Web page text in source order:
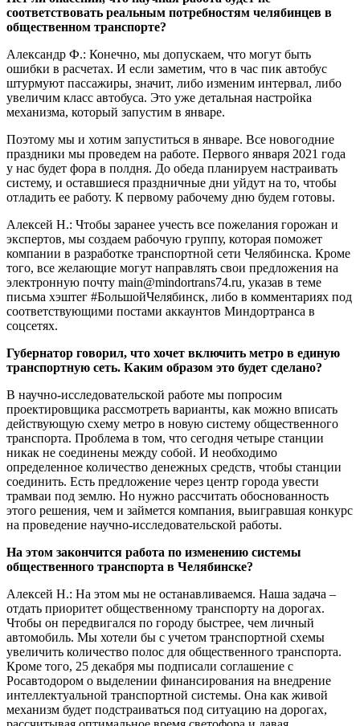
соответствовать реальным потребностям челябинцев в
общественном транспорте?
Александр Ф.: Конечно, мы допускаем, что могут быть
ошибки в расчетах. И если заметим, что в час пик автобус
штурмуют пассажиры, значит, либо изменим интервал, либо
увеличим класс автобуса. Это уже детальная настройка
механизма, который запустим в январе.
Поэтому мы и хотим запуститься в январе. Все новогодние
праздники мы проведем на работе. Первого января 2021 года
у нас будет фора в полдня. До обеда планируем настраивать
систему, и оставшиеся праздничные дни уйдут на то, чтобы
отладить ее работу. К первому рабочему дню будем готовы.
Алексей Н.: Чтобы заранее учесть все пожелания горожан и
экспертов, мы создаем рабочую группу, которая поможет
компании в разработке транспортной сети Челябинска. Кроме
того, все желающие могут направлять свои предложения на
электронную почту main@mindortrans74.ru, указав в теме
письма хэштег #БольшойЧелябинск, либо в комментариях под
соответствующими постами аккаунтов Миндортранса в
соцсетях.
Губернатор говорил, что хочет включить метро в единую
транспортную сеть. Каким образом это будет сделано?
В научно-исследовательской работе мы попросим
проектировщика рассмотреть варианты, как можно вписать
действующую схему метро в новую систему общественного
транспорта. Проблема в том, что сегодня четыре станции
никак не соединены между собой. И необходимо
определенное количество денежных средств, чтобы станции
соединить. Есть предложение через центр города увести
трамваи под землю. Но нужно рассчитать обоснованность
этого решения, чем и займется компания, выигравшая конкурс
на проведение научно-исследовательской работы.
На этом закончится работа по изменению системы
общественного транспорта в Челябинске?
Алексей Н.: На этом мы не останавливаемся. Наша задача –
отдать приоритет общественному транспорту на дорогах.
Чтобы он передвигался по городу быстрее, чем личный
автомобиль. Мы хотели бы с учетом транспортной схемы
увеличить количество полос для общественного транспорта.
Кроме того, 25 декабря мы подписали соглашение с
Росавтодором о выделении финансирования на внедрение
интеллектуальной транспортной системы. Она как живой
механизм будет подстраиваться под ситуацию на дорогах,